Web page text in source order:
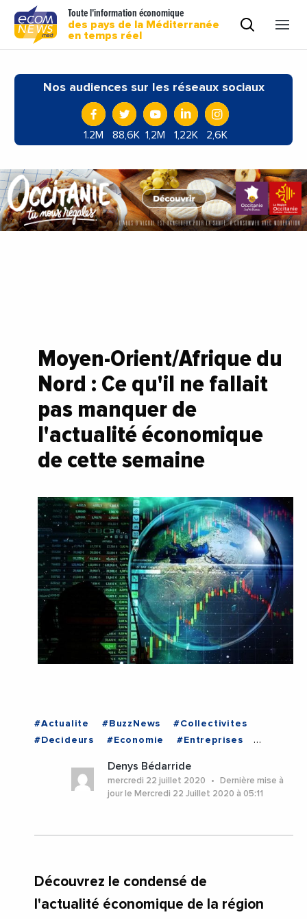
Toute l'information économique
des pays de la Méditerranée
en temps réel
Nos audiences sur les réseaux sociaux
1.2M 88,6K 1,2M 1,22K 2,6K
Moyen-Orient/Afrique du
Nord : Ce qu'il ne fallait
pas manquer de
l'actualité économique
de cette semaine
#Actualite #BuzzNews
#Collectivites
#Decideurs
#Economie
#Entreprises
Denys Bédarride
mercredi 22 juillet 2020
Dernière mise à
jour le Mercredi 22 Juillet 2020 à 05:11
Découvrez le condensé de
l'actualité économique de la région